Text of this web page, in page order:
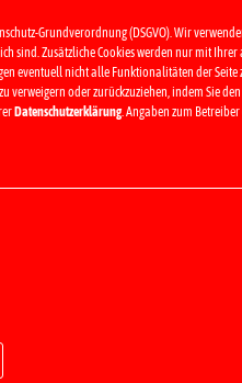
Grundverordnung (DSGVO). Wir
sind. Zusätzliche Cookies werden nur mit Ihrer
eventuell nicht alle Funktionalitäten der Seite
verweigern oder zurückzuziehen, indem Sie
Datenschutzerklärung. Angaben zum